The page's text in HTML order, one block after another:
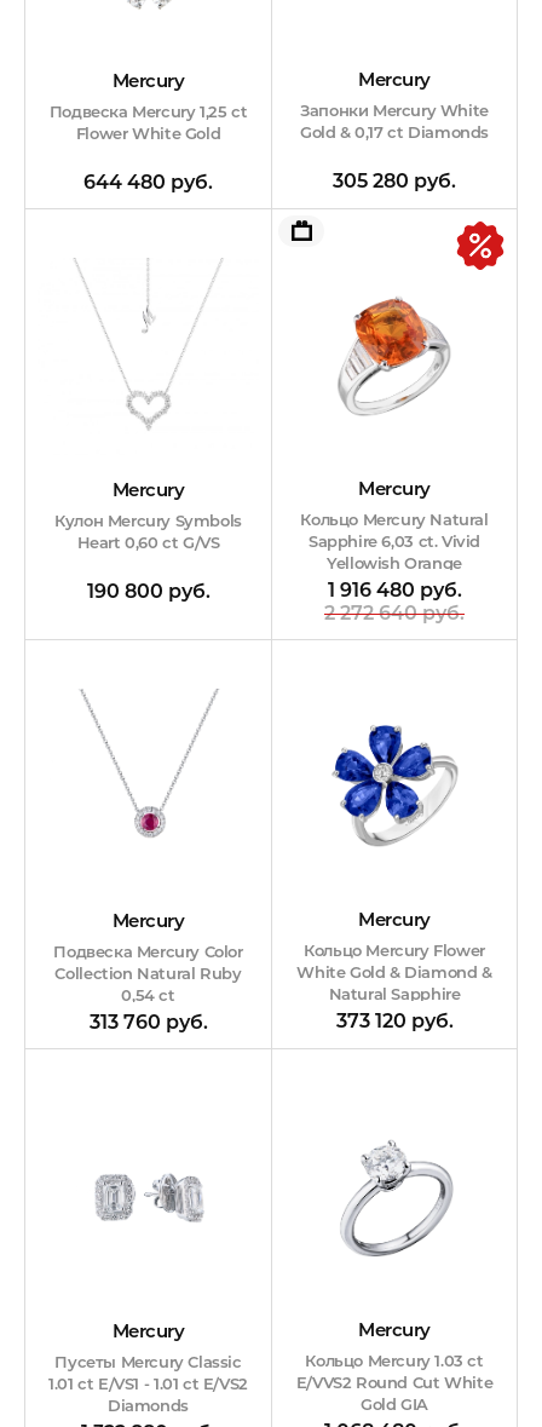
Mercury
Подвеска Mercury 1,25 ct
Flower White Gold
644 480 руб.
Mercury
Запонки Mercury White
Gold & 0,17 ct Diamonds
305 280 руб.
Mercury
Кулон Mercury Symbols
Heart 0,60 сt G/VS
190 800 руб.
Mercury
Кольцо Mercury Natural
Sapphire 6,03 ct. Vivid
Yellowish Orange
1 916 480 руб.
2 272 640 руб.
Mercury
Подвеска Mercury Color
Collection Natural Ruby
0,54 ct
313 760 руб.
Mercury
Кольцо Mercury Flower
White Gold & Diamond &
Natural Sapphire
373 120 руб.
Mercury
Пусеты Mercury Classic
1.01 ct E/VS1 - 1.01 ct E/VS2
Diamonds
Mercury
Кольцо Mercury 1.03 ct
E/VVS2 Round Cut White
Gold GIA